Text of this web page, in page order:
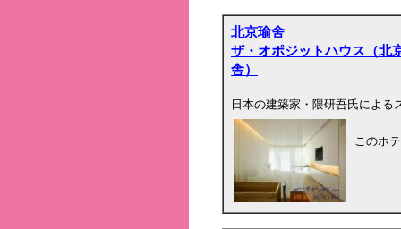
北京瑜舍
ザ・オポジットハウス（北
舎）
日本の建築家・隈研吾氏によ
このホ